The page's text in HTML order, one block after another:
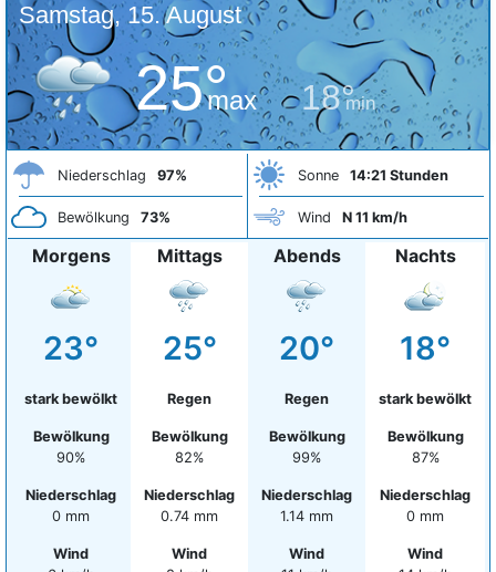
Samstag, 15. August
25°
max 18°
min
Niederschlag 97%
Bewölkung 73%
Sonne 14:21 Stunden
Wind N 11 km/h
Morgens
23°
stark bewölkt
Bewölkung
90%
Niederschlag
0 mm
Wind
Mittags
25°
Regen
Bewölkung
82%
Niederschlag
0.74 mm
Wind
Abends
20°
Regen
Bewölkung
99%
Niederschlag
1.14 mm
Wind
Nachts
18°
stark bewölkt
Bewölkung
87%
Niederschlag
0 mm
Wind